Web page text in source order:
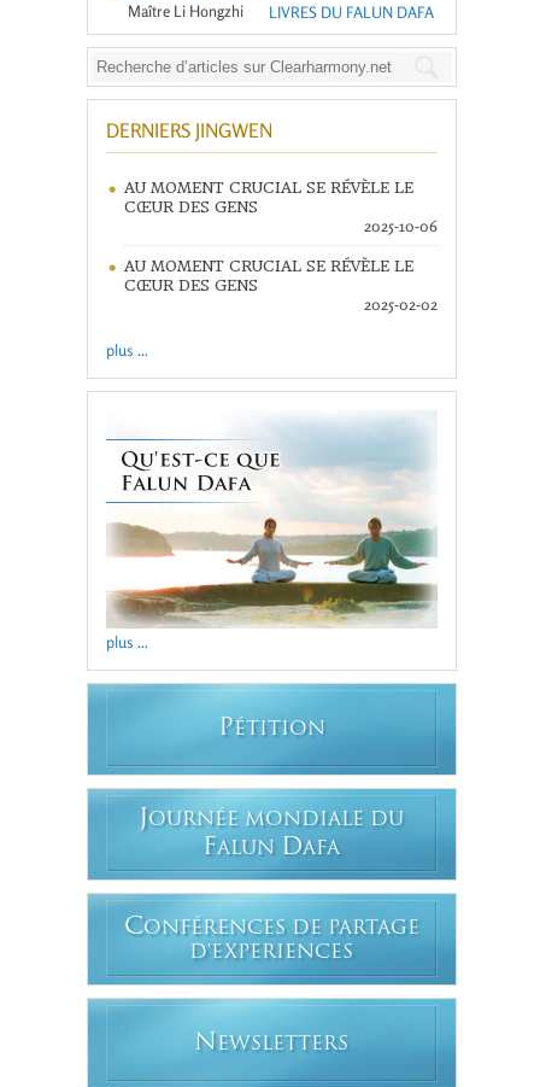
Maître Li Hongzhi LIVRES DU FALUN DAFA
DERNIERS JINGWEN
AU MOMENT CRUCIAL SE RÉVÈLE LE
CŒUR DES GENS
2025-10-06
AU MOMENT CRUCIAL SE RÉVÈLE LE
CŒUR DES GENS
2025-02-02
plus ...
plus ...
PÉTITION
JOURNÉE MONDIALE DU
FALUN DAFA
CONFÉRENCES DE PARTAGE
D'EXPERIENCES
N EWSLETTERS